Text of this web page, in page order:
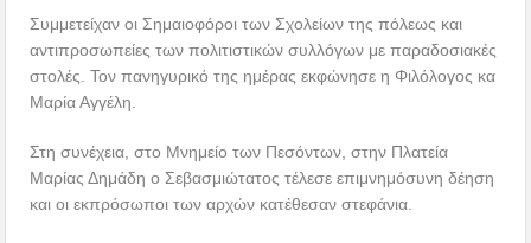
Συμμετείχαν οι Σημαιοφόροι των Σχολείων της πόλεως και
αντιπροσωπείες των πολιτιστικών συλλόγων με παραδοσιακές
στολές. Τον πανηγυρικό της ημέρας εκφώνησε η Φιλόλογος κα
Μαρία Αγγέλη.
Στη συνέχεια, στο Μνημείο των Πεσόντων, στην Πλατεία
Μαρίας Δημάδη ο Σεβασμιώτατος τέλεσε επιμνημόσυνη δέηση
και οι εκπρόσωποι των αρχών κατέθεσαν στεφάνια.